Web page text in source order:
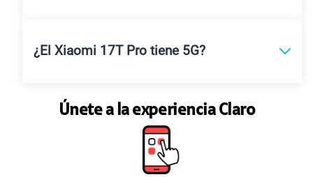
¿El Xiaomi 17T Pro tiene 5G?
Únete a la experiencia Claro